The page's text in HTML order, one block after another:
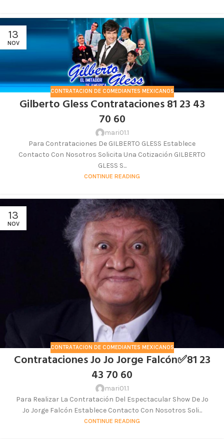
13
NOV
CONTRATACION DE COMEDIANTES MEXICANOS
Gilberto Gless Contrataciones 81 23 43
70 60
mari01.1
Para Contrataciones De GILBERTO GLESS Establece
Contacto Con Nosotros Solicita Una Cotización GILBERTO
GLESS S...
CONTINUE READING
13
NOV
CONTRATACION DE COMEDIANTES MEXICANOS
Contrataciones Jo Jo Jorge Falcón✅81 23
43 70 60
mari01.1
Para Realizar La Contratación Del Espectacular Show De Jo
Jo Jorge Falcón Establece Contacto Con Nosotros Soli...
CONTINUE READING